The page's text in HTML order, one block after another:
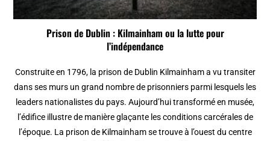
Prison de Dublin : Kilmainham ou la lutte pour
l’indépendance
Construite en 1796, la prison de Dublin Kilmainham a vu transiter
dans ses murs un grand nombre de prisonniers parmi lesquels les
leaders nationalistes du pays. Aujourd’hui transformé en musée,
l’édifice illustre de manière glaçante les conditions carcérales de
l’époque. La prison de Kilmainham se trouve à l’ouest du centre